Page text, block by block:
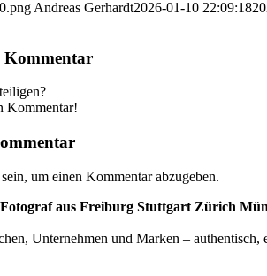
Andreas Gerhardt2026-01-10 22:09:18
Kommentar
Kommentar!
sein, um einen Kommentar abzugeben.
aus Freiburg Stuttgart Zürich
Unternehmen und Marken –